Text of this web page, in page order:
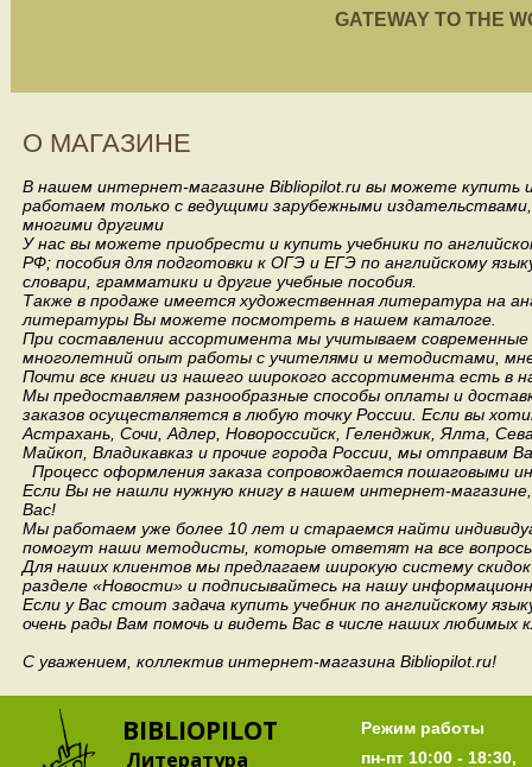
GATEWAY TO THE
О МАГАЗИНЕ
В нашем интернет-магазине Bibliopilot.ru вы можете купить
работаем только с ведущими зарубежными издательствами,
многими другими
У нас вы можете приобрести и купить учебники по
РФ; пособия для подготовки к ОГЭ и ЕГЭ по английскому
словари, грамматики и другие учебные пособия.
Также в продаже имеется художественная литература на
литературы Вы можете посмотреть в нашем каталоге.
При составлении ассортимента мы учитываем
многолетний опыт работы с учителями и методистами,
Почти все книги из нашего широкого ассортимента есть в
Мы предоставляем разнообразные способы оплаты и
заказов осуществляется в любую точку России. Если вы
Астрахань, Сочи, Адлер, Новороссийск, Геленджик, Ялта,
Майкоп, Владикавказ и прочие города России, мы отправим
Процесс оформления заказа сопровождается пошаговыми
Если Вы не нашли нужную книгу в нашем интернет-
Вас!
Мы работаем уже более 10 лет и стараемся найти
помогут наши методисты, которые ответят на все
Для наших клиентов мы предлагаем широкую систему
разделе «Новости» и подписывайтесь на нашу
Если у Вас стоит задача купить учебник по английскому
очень рады Вам помочь и видеть Вас в числе наших любимых
С уважением, коллектив интернет-магазина Bibliopilot.ru!
BIBLIOPILOT
Литература
Режим работы
пн-пт 10:00 - 18:30,